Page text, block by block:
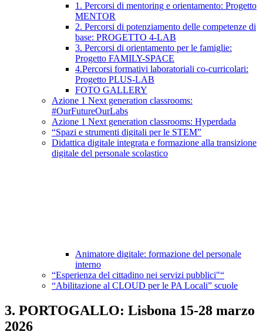
1. Percorsi di mentoring e orientamento: Progetto
MENTOR
2. Percorsi di potenziamento delle competenze di
base: PROGETTO 4-LAB
3. Percorsi di orientamento per le famiglie:
Progetto FAMILY-SPACE
4.Percorsi formativi laboratoriali co-curricolari:
Progetto PLUS-LAB
FOTO GALLERY
Azione 1 Next generation classrooms:
#OurFutureOurLabs
Azione 1 Next generation classrooms: Hyperdada
“Spazi e strumenti digitali per le STEM”
Didattica digitale integrata e formazione alla transizione
digitale del personale scolastico
Animatore digitale: formazione del personale
interno
“Esperienza del cittadino nei servizi pubblici"“
“Abilitazione al CLOUD per le PA Locali” scuole
3. PORTOGALLO: Lisbona 15-28 marzo
2026